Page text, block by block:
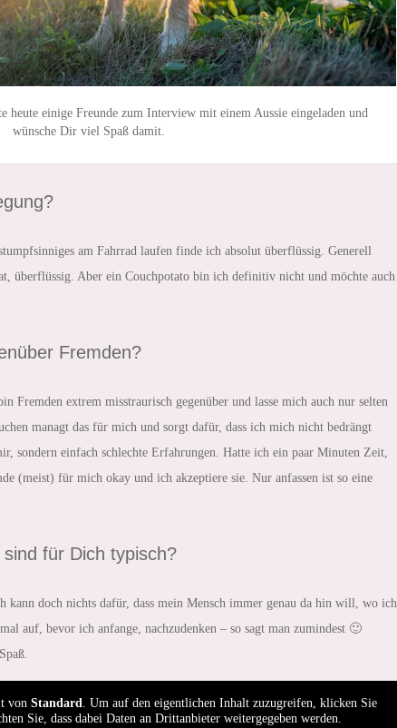
heute einige Freunde zum Interview mit einem Aussie eingeladen und
wünsche Dir viel Spaß damit.
am Fahrrad laufen finde ich absolut überflüssig. Generell
überflüssig. Aber ein Couchpotato bin ich definitiv nicht und möchte auch
Fremden?
Fremden extrem misstraurisch gegenüber und lasse mich auch nur selten
managt das für mich und sorgt dafür, dass ich mich nicht bedrängt
sondern einfach schlechte Erfahrungen. Hatte ich ein paar Minuten Zeit,
(meist) für mich okay und ich akzeptiere sie. Nur anfassen ist so eine
für Dich typisch?
doch nichts dafür, dass mein Mensch immer genau da hin will, wo ich
auf, bevor ich anfange, nachzudenken – so sagt man zumindest 🙂
von Standard . Um auf den eigentlichen Inhalt zuzugreifen, klicken Sie
Sie, dass dabei Daten an Drittanbieter weitergegeben werden.